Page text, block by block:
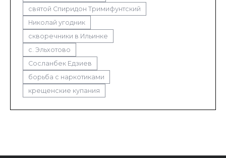
святой Спиридон Тримифунтский
Николай угодник
скворечники в Ильинке
с. Эльхотово
Сосланбек Едзиев
борьба с наркотиками
крещенские купания